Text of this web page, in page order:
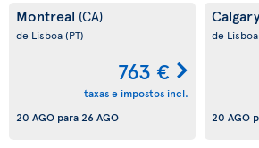
Montreal (CA)
de Lisboa(PT)
763 €
taxas e impostos incl.
20 AGO para26 AGO
de Lisboa
20 AGO